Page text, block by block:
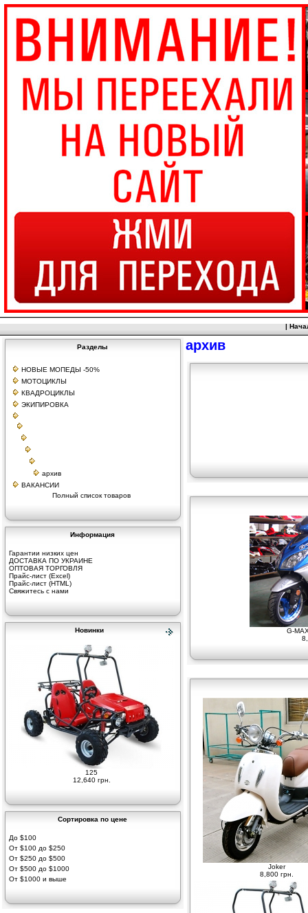
|
Разделы
НОВЫЕ МОПЕДЫ -50%
МОТОЦИКЛЫ
КВАДРОЦИКЛЫ
ЭКИПИРОВКА
архив
ВАКАНСИИ
Полный список товаров
Информация
Гарантии низких цен
ДОСТАВКА ПО УКРАИНЕ
ОПТОВАЯ ТОРГОВЛЯ
Прайс-лист (Excel)
Прайс-лист (HTML)
Свяжитесь с нами
Новинки
125
12,640 грн.
Сортировка по цене
До $100
От $100 до $250
От $250 до $500
От $500 до $1000
От $1000 и выше
архив
G-
Joker
8,800 грн.